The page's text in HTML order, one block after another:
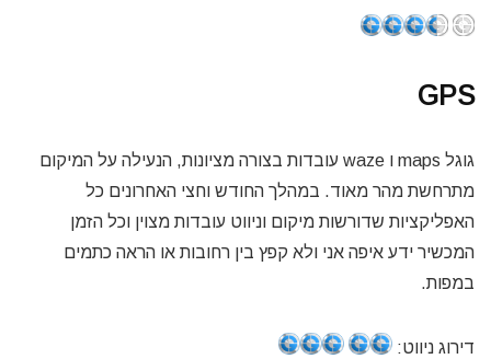
GPS
גוגל maps ו waze עובדות בצורה מציונות, הנעילה על המיקום
מתרחשת מהר מאוד. במהלך החודש וחצי האחרונים כל
האפליקציות שדורשות מיקום וניווט עובדות מצוין וכל הזמן
המכשיר ידע איפה אני ולא קפץ בין רחובות או הראה כתמים
במפות.
דירוג ניווט: